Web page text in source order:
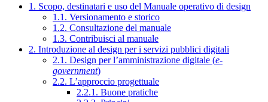
1. Scopo, destinatari e uso del Manuale operativo di design
1.1. Versionamento e storico
1.2. Consultazione del manuale
1.3. Contribuisci al manuale
2. Introduzione al design per i servizi pubblici digitali
2.1. Design per l’amministrazione digitale (e-
government)
2.2. L’approccio progettuale
2.2.1. Buone pratiche